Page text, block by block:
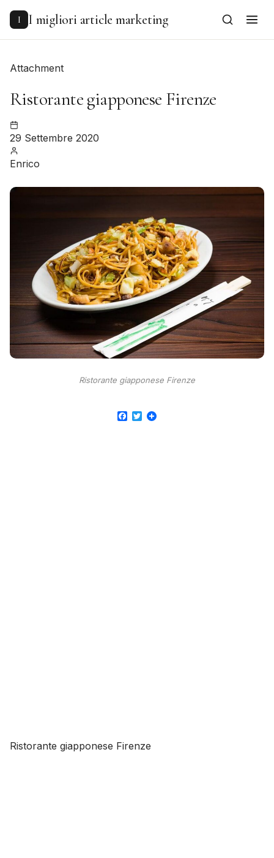
content
I I migliori article marketing
Attachment
Ristorante giapponese Firenze
29 Settembre 2020
Enrico
Ristorante giapponese Firenze
Facebook
Twitter
Ristorante giapponese Firenze